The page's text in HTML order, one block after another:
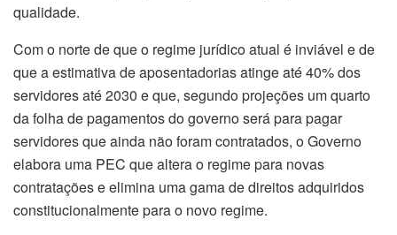
qualidade.
Com o norte de que o regime jurídico atual é inviável e de
que a estimativa de aposentadorias atinge até 40% dos
servidores até 2030 e que, segundo projeções um quarto
da folha de pagamentos do governo será para pagar
servidores que ainda não foram contratados, o Governo
elabora uma PEC que altera o regime para novas
contratações e elimina uma gama de direitos adquiridos
constitucionalmente para o novo regime.